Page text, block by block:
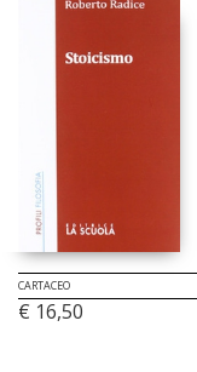
CARTACEO
€ 16,50